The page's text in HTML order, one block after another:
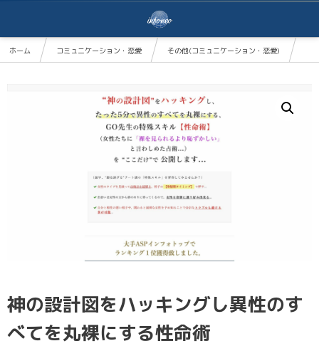
ホーム コミュニケーション・恋愛
その他(コミュニケーション・恋愛)
神の設計図をハッキングし異性のす
べてを丸裸にする性命術